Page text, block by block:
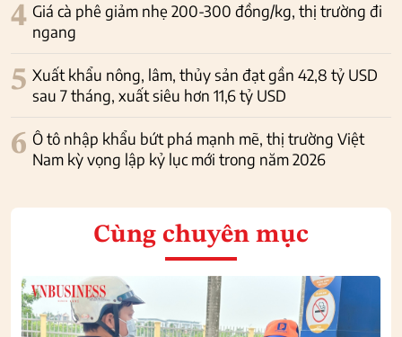
4 Giá cà phê giảm nhẹ 200-300 đồng/kg, thị trường đi
ngang
5 Xuất khẩu nông, lâm, thủy sản đạt gần 42,8 tỷ USD
sau 7 tháng, xuất siêu hơn 11,6 tỷ USD
6 Ô tô nhập khẩu bứt phá mạnh mẽ, thị trường Việt
Nam kỳ vọng lập kỷ lục mới trong năm 2026
Cùng chuyên mục